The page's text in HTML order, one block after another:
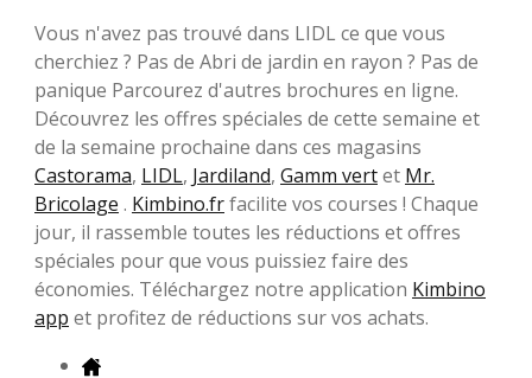
Vous n'avez pas trouvé dans LIDL ce que vous
cherchiez ? Pas de Abri de jardin en rayon ? Pas de
panique Parcourez d'autres brochures en ligne.
Découvrez les offres spéciales de cette semaine et
de la semaine prochaine dans ces magasins
Castorama, LIDL, Jardiland, Gamm vertet Mr.
Bricolage . Kimbino.frfacilite vos courses ! Chaque
jour, il rassemble toutes les réductions et offres
spéciales pour que vous puissiez faire des
économies. Téléchargez notre application Kimbino
app et profitez de réductions sur vos achats.